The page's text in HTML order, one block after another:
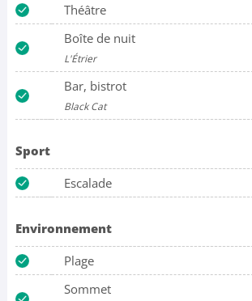
Théâtre
Boîte de nuit
L'Étrier
Bar, bistrot
Black Cat
Sport
Escalade
Environnement
Plage
Sommet